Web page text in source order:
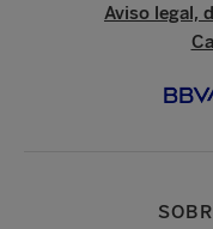
Aviso legal,